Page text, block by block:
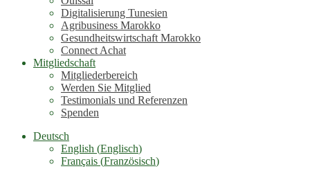
Digitalisierung Tunesien
Agribusiness Marokko
Gesundheitswirtschaft Marokko
Connect Achat
Mitgliedschaft
Mitgliederbereich
Werden Sie Mitglied
Testimonials und Referenzen
Spenden
Deutsch
English (Englisch)
Français (Französisch)